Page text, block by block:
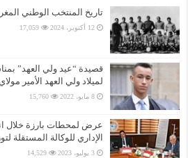
تاريخ المنتخب الوطني
12 أكتوبر، 2024 17,059
قصيدة “عيد ولي العهد”
لميلاد ولي العهد الأمير
8 مايو، 2022 15,760
عرض لمحطات بارزة خلال
الإداري للوكالة المستقلة
3 يوليو، 2023 14,529